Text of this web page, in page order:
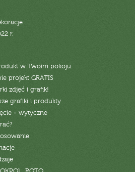
r.
w Twoim pokoju
projekt GRATIS
zdjęć i grafik!
grafiki i produkty
- wytyczne